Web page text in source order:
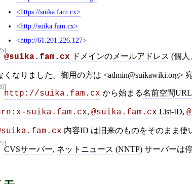
https://suika.fam.cx
http://suika.fam.cx
http://61.201.226.127
@suika.fam.cx ドメインの メールアドレス (個人
くなりました。御用の方は <admin@suikawiki.org>
http://suika.fam.cx から始まる名前空間URL
suika.fam.cx, @suika.fam.cx List-ID,
内容ID は旧来のものをそのまま使
CVSサーバー, ネットニュース (NNTP) サーバーは